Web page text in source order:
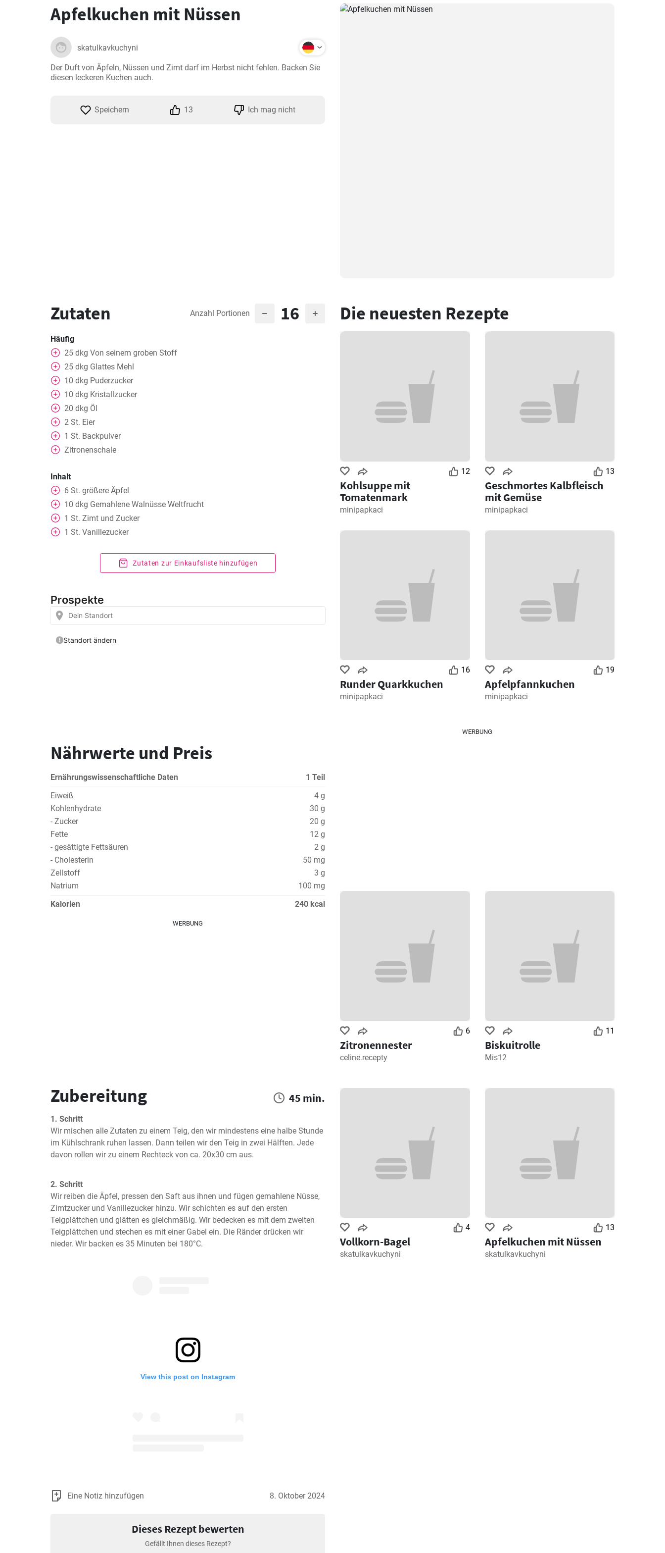
Apfelkuchen mit Nüssen
skatulkavkuchyni
Der Duft von Äpfeln, Nüssen und Zimt darf im Herbst nicht fehlen. Backen Sie
diesen leckeren Kuchen auch.
Speichern 13 Ich mag nicht
Zutaten Anzahl Portionen 16
Häufig
25 dkg Von seinem groben Stoff
25 dkg Glattes Mehl
10 dkg Puderzucker
10 dkg Kristallzucker
20 dkg Öl
2 St. Eier
1 St. Backpulver
Zitronenschale
Inhalt
6 St. größere Äpfel
10 dkg Gemahlene Walnüsse Weltfrucht
1 St. Zimt und Zucker
1 St. Vanillezucker
Zutaten zur Einkaufsliste hinzufügen
Nährwerte und Preis
Ernährungswissenschaftliche Daten
1 Teil
Eiweiß
4 g
Kohlenhydrate
30 g
- Zucker
20 g
Fette
12 g
- gesättigte Fettsäuren
2 g
- Cholesterin
50 mg
Zellstoff
3 g
Natrium
100 mg
Kalorien
240 kcal
WERBUNG
Zubereitung 45 min.
1. Schritt
Wir mischen alle Zutaten zu einem Teig, den wir mindestens eine halbe Stunde
im Kühlschrank ruhen lassen. Dann teilen wir den Teig in zwei Hälften. Jede
davon rollen wir zu einem Rechteck von ca. 20x30 cm aus.
2. Schritt
Wir reiben die Äpfel, pressen den Saft aus ihnen und fügen gemahlene Nüsse,
Zimtzucker und Vanillezucker hinzu. Wir schichten es auf den ersten
Teigplättchen und glätten es gleichmäßig. Wir bedecken es mit dem zweiten
Teigplättchen und stechen es mit einer Gabel ein. Die Ränder drücken wir
nieder. Wir backen es 35 Minuten bei 180°C.
View this post on Instagram
Eine Notiz hinzufügen 8. Oktober 2024
Dieses Rezept bewerten
Gefällt Ihnen dieses Rezept?
Die neuesten Rezepte
12
Kohlsuppe mit
Tomatenmark
minipapkaci
13
Geschmortes Kalbfleisch
mit Gemüse
minipapkaci
16
Runder Quarkkuchen
minipapkaci
19
Apfelpfannkuchen
minipapkaci
WERBUNG
6
Zitronennester
celine.recepty
11
Biskuitrolle
Mis12
4
Vollkorn-Bagel
skatulkavkuchyni
13
Apfelkuchen mit Nüssen
skatulkavkuchyni